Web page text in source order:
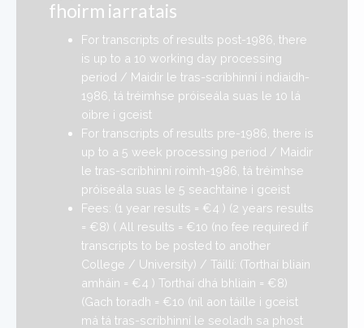
fhoirm iarratais
For transcripts of results post-1986, there
is up to a 10 working day processing
period / Maidir le tras-scríbhinní i ndiaidh-
1986, tá tréimhse próiseála suas le 10 lá
oibre i gceist
For transcripts of results pre-1986, there is
up to a 5 week processing period / Maidir
le tras-scríbhinní roimh-1986, tá tréimhse
próiseála suas le 5 seachtaine i gceist
Fees: (1 year results = €4 ) (2 years results
= €8) ( All results = €10 (no fee required if
transcripts to be posted to another
College / University) / Táillí: (Torthaí bliain
amháin = €4 ) Torthaí dhá bhliain = €8)
(Gach toradh = €10 (níl aon táille i gceist
má tá tras-scríbhinní le seoladh sa phost